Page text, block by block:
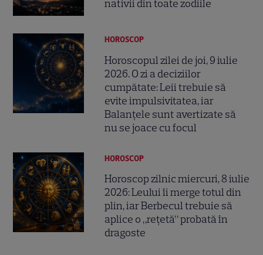
nativii din toate zodiile
HOROSCOP
Horoscopul zilei de joi, 9 iulie
2026. O zi a deciziilor
cumpătate: Leii trebuie să
evite impulsivitatea, iar
Balanțele sunt avertizate să
nu se joace cu focul
HOROSCOP
Horoscop zilnic miercuri, 8 iulie
2026: Leului îi merge totul din
plin, iar Berbecul trebuie să
aplice o „rețetă” probată în
dragoste